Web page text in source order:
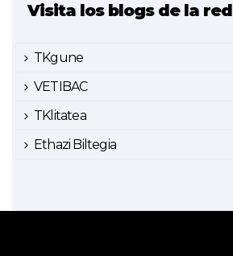
Visita los blogs de la red
TKgune
VETIBAC
TKlitatea
Ethazi Biltegia